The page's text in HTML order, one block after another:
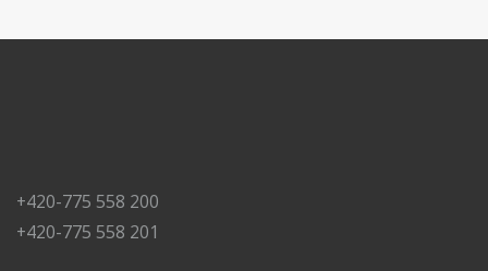
+420-775 558 200
+420-775 558 201